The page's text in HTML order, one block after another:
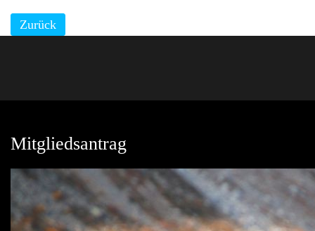
Zurück
Mitgliedsantrag